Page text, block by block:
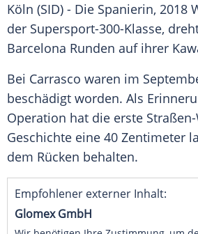
Köln (SID) - Die Spanierin, 2018
der Supersport-300-Klasse,
Barcelona Runden auf ihrer
Bei Carrasco waren im
beschädigt worden. Als
Operation hat die erste
Geschichte eine 40 Zentimeter
dem Rücken behalten.
Empfohlener externer Inhalt:
Glomex GmbH